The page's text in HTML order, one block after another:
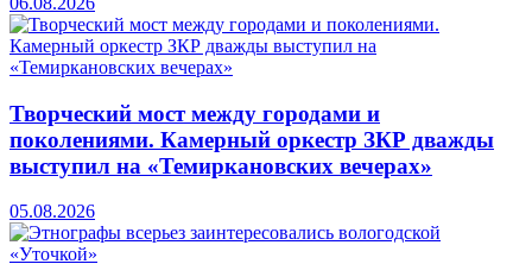
Творческий мост между городами и
поколениями. Камерный оркестр ЗКР дважды
выступил на «Темиркановских вечерах»
05.08.2026